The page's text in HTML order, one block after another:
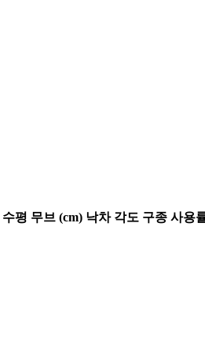
수평 무브 (cm) 낙차 각도 구종 사용